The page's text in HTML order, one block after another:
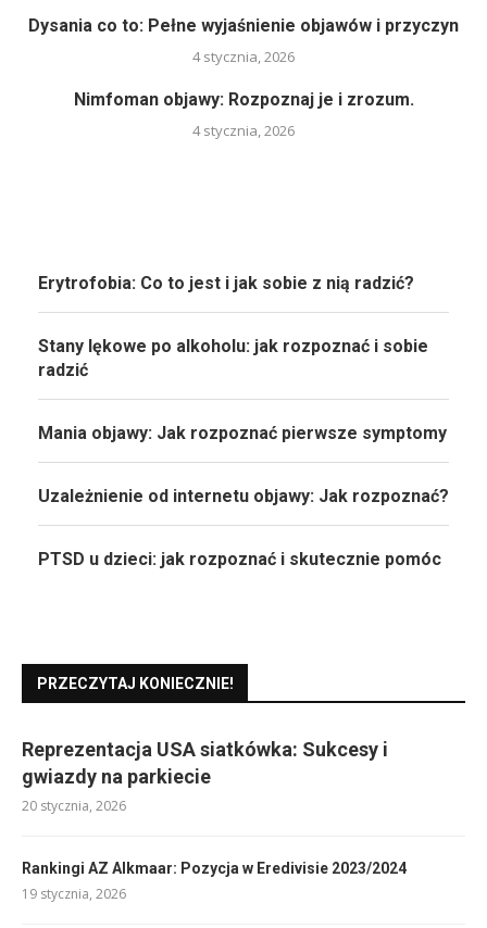
Dysania co to: Pełne wyjaśnienie objawów i przyczyn
4 stycznia, 2026
Nimfoman objawy: Rozpoznaj je i zrozum.
4 stycznia, 2026
Erytrofobia: Co to jest i jak sobie z nią radzić?
Stany lękowe po alkoholu: jak rozpoznać i sobie
radzić
Mania objawy: Jak rozpoznać pierwsze symptomy
Uzależnienie od internetu objawy: Jak rozpoznać?
PTSD u dzieci: jak rozpoznać i skutecznie pomóc
PRZECZYTAJ KONIECZNIE!
Reprezentacja USA siatkówka: Sukcesy i
gwiazdy na parkiecie
20 stycznia, 2026
Rankingi AZ Alkmaar: Pozycja w Eredivisie 2023/2024
19 stycznia, 2026